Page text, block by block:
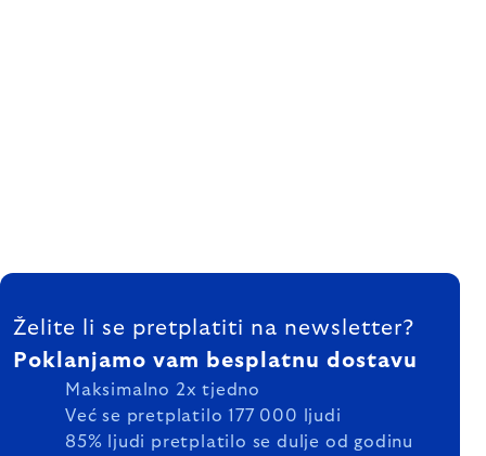
FOOTER
Želite li se pretplatiti na newsletter?
Poklanjamo vam besplatnu dostavu
Maksimalno 2x tjedno
Već se pretplatilo 177 000 ljudi
85% ljudi pretplatilo se dulje od godinu